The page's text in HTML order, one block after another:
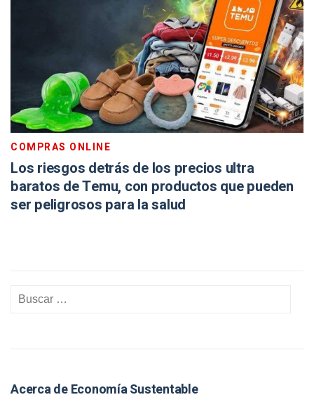
COMPRAS ONLINE
Los riesgos detrás de los precios ultra
baratos de Temu, con productos que pueden
ser peligrosos para la salud
Acerca de Economía Sustentable